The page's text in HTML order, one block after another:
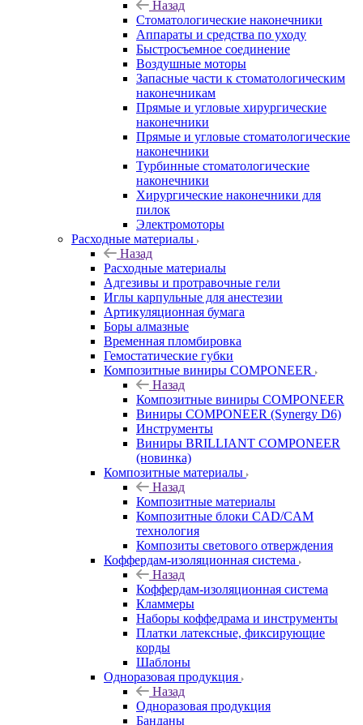
Назад
Стоматологические наконечники
Аппараты и средства по уходу
Быстросъемное соединение
Воздушные моторы
Запасные части к стоматологическим
наконечникам
Прямые и угловые хирургические
наконечники
Прямые и угловые стоматологические
наконечники
Турбинные стоматологические
наконечники
Хирургические наконечники для
пилок
Электромоторы
Расходные материалы
Назад
Расходные материалы
Адгезивы и протравочные гели
Иглы карпульные для анестезии
Артикуляционная бумага
Боры алмазные
Временная пломбировка
Гемостатические губки
Композитные виниры COMPONEER
Назад
Композитные виниры COMPONEER
Виниры COMPONEER (Synergy D6)
Инструменты
Виниры BRILLIANT COMPONEER
(новинка)
Композитные материалы
Назад
Композитные материалы
Композитные блоки CAD/СAM
технология
Композиты светового отверждения
Коффердам-изоляционная система
Назад
Коффердам-изоляционная система
Кламмеры
Наборы коффедрама и инструменты
Платки латексные, фиксирующие
корды
Шаблоны
Одноразовая продукция
Назад
Одноразовая продукция
Банданы